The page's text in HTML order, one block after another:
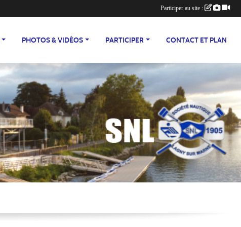
PHOTOS & VIDÉOS PARTICIPER CONTACT ET PLAN
Participer au site :